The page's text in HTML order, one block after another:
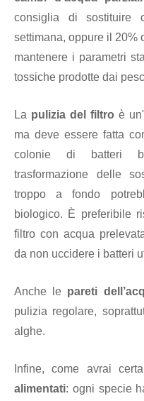
consiglia di sostituire
settimana, oppure il 20%
mantenere i parametri
tossiche prodotte dai
La pulizia del filtro è
ma deve essere fatta
colonie di batteri
trasformazione delle
troppo a fondo
biologico. È preferibile
filtro con acqua
da non uccidere i batteri
Anche le pareti
pulizia regolare,
alghe.
Infine, come avrai
alimentati: ogni specie